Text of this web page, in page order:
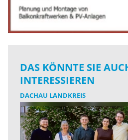
DAS KÖNNTE SIE
INTERESSIEREN
DACHAU LANDKREIS